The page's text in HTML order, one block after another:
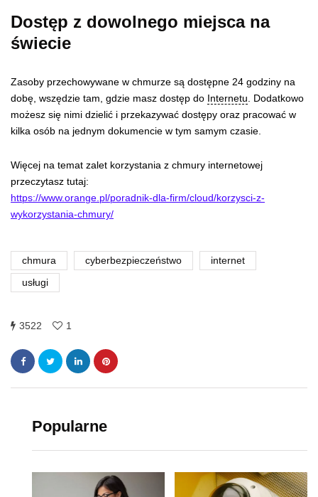
Dostęp z dowolnego miejsca na
świecie
Zasoby przechowywane w chmurze są dostępne 24 godziny na
dobę, wszędzie tam, gdzie masz dostęp do Internetu. Dodatkowo
możesz się nimi dzielić i przekazywać dostępy oraz pracować w
kilka osób na jednym dokumencie w tym samym czasie.
Więcej na temat zalet korzystania z chmury internetowej
przeczytasz tutaj:
https://www.orange.pl/poradnik-dla-firm/cloud/korzysci-z-
wykorzystania-chmury/
chmura cyberbezpieczeństwo internet
usługi
3522 1
Popularne